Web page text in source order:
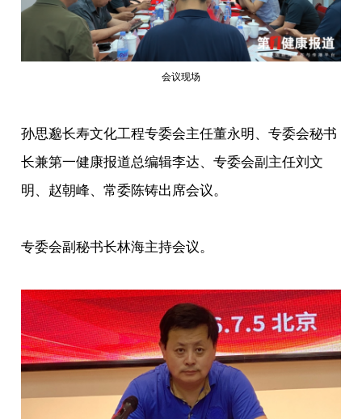
会议现场
孙思邈长寿文化工程专委会主任董永明、专委会秘书
长兼第一健康报道总编辑李达、专委会副主任刘文
明、赵朝峰、常委陈铸出席会议。
专委会副秘书长林海主持会议。